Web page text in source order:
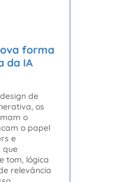
forma
da IA
de
os
o
o papel
e
que
tom, lógica
relevância